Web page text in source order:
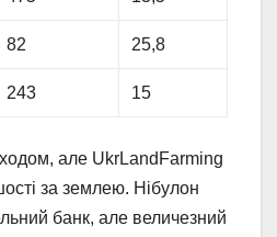
82 25,8
243 15
але UkrLandFarming
за землею. Нібулон
банк, але величезний